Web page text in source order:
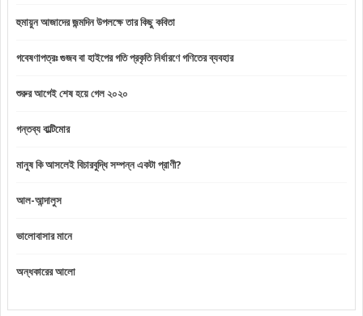
হুমায়ুন আজাদের জন্মদিন উপলক্ষে তার কিছু কবিতা
গবেষণাপত্রঃ গুজব বা হাইপের গতি প্রকৃতি নির্ধারণে গণিতের ব্যবহার
শুরুর আগেই শেষ হয়ে গেল ২০২০
গন্তব্য বাল্টিমোর
মানুষ কি আসলেই বিচারবুদ্ধি সম্পন্ন একটা প্রাণী?
আল-আন্দালুস
ভালোবাসার মানে
অন্ধকারের আলো